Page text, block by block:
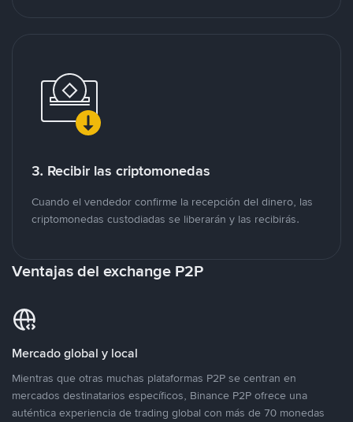
3. Recibir las criptomonedas
Cuando el vendedor confirme la recepción del dinero, las
criptomonedas custodiadas se liberarán y las recibirás.
Ventajas del exchange P2P
Mercado global y local
Mientras que otras muchas plataformas P2P se centran en
mercados destinatarios específicos, Binance P2P ofrece una
auténtica experiencia de trading global con más de 70 monedas